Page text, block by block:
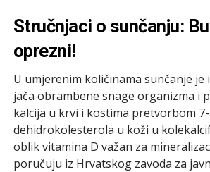
Stručnjaci o sunčanju:
oprezni!
U umjerenim količinama sunčanje je
jača obrambene snage organizma i
kalcija u krvi i kostima pretvorbom 7-
dehidrokolesterola u koži u
oblik vitamina D važan za
poručuju iz Hrvatskog zavoda za